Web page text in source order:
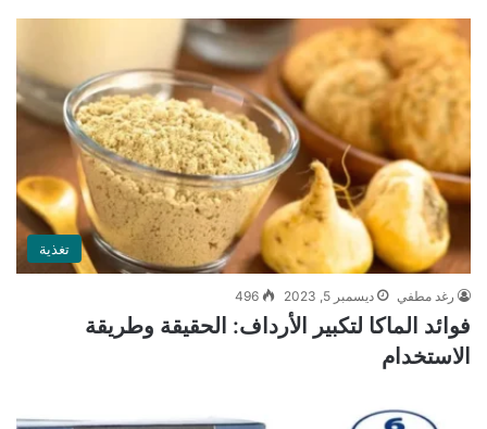
تغذية
رغد مطفي ديسمبر 5, 2023 496
فوائد الماكا لتكبير الأرداف: الحقيقة وطريقة
الاستخدام